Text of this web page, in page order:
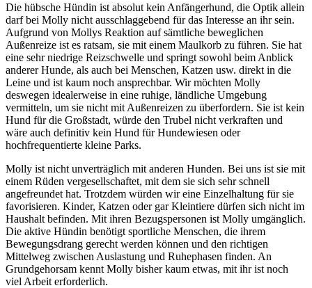
Die hübsche Hündin ist absolut kein Anfängerhund, die Optik allein
darf bei Molly nicht ausschlaggebend für das Interesse an ihr sein.
Aufgrund von Mollys Reaktion auf sämtliche beweglichen
Außenreize ist es ratsam, sie mit einem Maulkorb zu führen. Sie hat
eine sehr niedrige Reizschwelle und springt sowohl beim Anblick
anderer Hunde, als auch bei Menschen, Katzen usw. direkt in die
Leine und ist kaum noch ansprechbar. Wir möchten Molly
deswegen idealerweise in eine ruhige, ländliche Umgebung
vermitteln, um sie nicht mit Außenreizen zu überfordern. Sie ist kein
Hund für die Großstadt, würde den Trubel nicht verkraften und
wäre auch definitiv kein Hund für Hundewiesen oder
hochfrequentierte kleine Parks.
Molly ist nicht unverträglich mit anderen Hunden. Bei uns ist sie mit
einem Rüden vergesellschaftet, mit dem sie sich sehr schnell
angefreundet hat. Trotzdem würden wir eine Einzelhaltung für sie
favorisieren. Kinder, Katzen oder gar Kleintiere dürfen sich nicht im
Haushalt befinden. Mit ihren Bezugspersonen ist Molly umgänglich.
Die aktive Hündin benötigt sportliche Menschen, die ihrem
Bewegungsdrang gerecht werden können und den richtigen
Mittelweg zwischen Auslastung und Ruhephasen finden. An
Grundgehorsam kennt Molly bisher kaum etwas, mit ihr ist noch
viel Arbeit erforderlich.